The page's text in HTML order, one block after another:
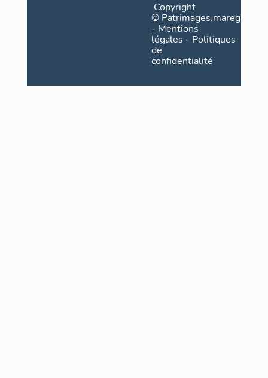
Copyright
©
- Mentions
légales - Politiques
de
confidentialité